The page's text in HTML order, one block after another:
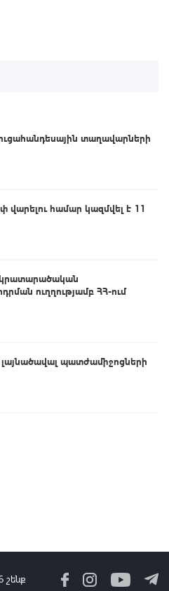
տաղավարների
վարելու համար կազմվել է 11
ուղղությամբ ՀՀ-ում
պատժամիջոցների
զբոսաշրջիկ
շենք